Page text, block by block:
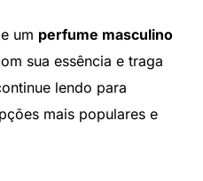
um perfume masculino
sua essência e traga
lendo para
mais populares e